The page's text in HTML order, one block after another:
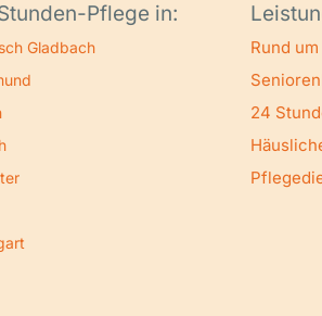
Pflege in:
Gladbach
Rund
24